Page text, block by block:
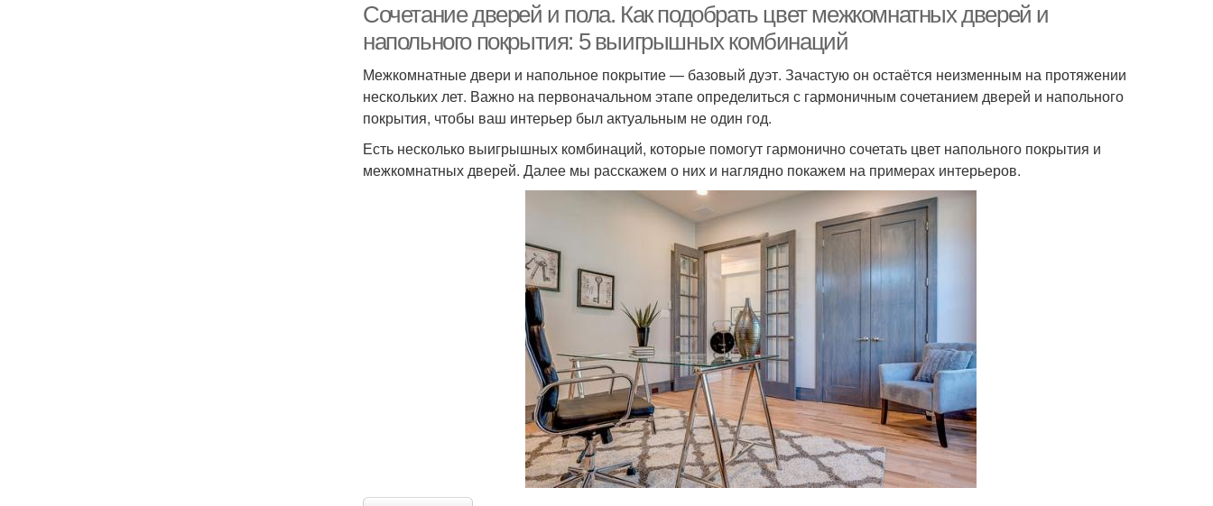
Сочетание дверей и пола. Как подобрать цвет межкомнатных дверей и
напольного покрытия: 5 выигрышных комбинаций
Межкомнатные двери и напольное покрытие — базовый дуэт. Зачастую он остаётся неизменным на протяжении
нескольких лет. Важно на первоначальном этапе определиться с гармоничным сочетанием дверей и напольного
покрытия, чтобы ваш интерьер был актуальным не один год.
Есть несколько выигрышных комбинаций, которые помогут гармонично сочетать цвет напольного покрытия и
межкомнатных дверей. Далее мы расскажем о них и наглядно покажем на примерах интерьеров.